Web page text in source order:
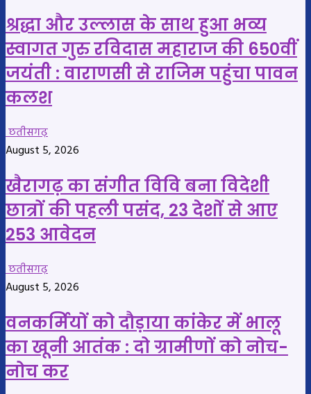
श्रद्धा और उल्लास के साथ हुआ भव्य
स्वागत गुरु रविदास महाराज की 650वीं
जयंती : वाराणसी से राजिम पहुंचा पावन
कलश
छतीसगढ़
August 5, 2026
खैरागढ़ का संगीत विवि बना विदेशी
छात्रों की पहली पसंद, 23 देशों से आए
253 आवेदन
छतीसगढ़
August 5, 2026
वनकर्मियों को दौड़ाया कांकेर में भालू
का खूनी आतंक : दो ग्रामीणों को नोच-
नोच कर